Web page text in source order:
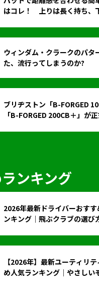
はコレ！ 上りは長く持ち、
ウィンダム・クラークのパタ
た、流行ってしまうのか?
ブリヂストン「B-FORGED
「B-FORGED 200CB＋」が
ンキング
2026年最新ドライバーおすす
ンキング｜飛ぶクラブの選び
【2026年】最新ユーティリ
め人気ランキング｜やさしい